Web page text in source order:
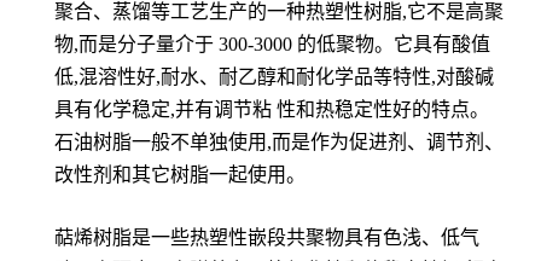
聚合、蒸馏等工艺生产的一种热塑性树脂,它不是高聚
物,而是分子量介于 300-3000 的低聚物。它具有酸值
低,混溶性好,耐水、耐乙醇和耐化学品等特性,对酸碱
具有化学稳定,并有调节粘 性和热稳定性好的特点。
石油树脂一般不单独使用,而是作为促进剂、调节剂、
改性剂和其它树脂一起使用。
萜烯树脂是一些热塑性嵌段共聚物具有色浅、低气